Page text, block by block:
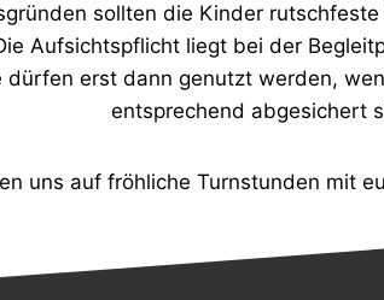
sollten die Kinder
Aufsichtspflicht liegt bei der
dürfen erst dann genutzt werden,
entsprechend abgesichert
uns auf fröhliche Turnstunden mit